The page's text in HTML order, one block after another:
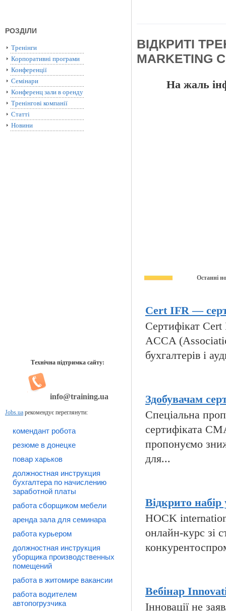
РОЗДІЛИ
Тренінги
Корпоративні програми
Конференції
Семінари
Конференц зали в оренду
Тренінгові компанії
Статті
Новини
Технічна підтримка сайту:
info@training.ua
Jobs.ua рекомендує переглянути:
комендант робота
резюме в донецке
повар харьков
должностная инструкция
бухгалтера по начислению
заработной платы
работа сборщиком мебели
аренда зала для семинара
работа курьером
должностная инструкция
уборщика производственных
помещений
работа в житомире вакансии
работа водителем
автопогрузчика
ВІДКРИТІ
MARKETING
На жаль
Останні
Cert IFR —
Сертифікат
ACCA
бухгалтерів і
Здобувачам
Спеціальна
сертифіката
пропонуємо
для...
Відкрито
HOCK
онлайн-курс зі
Вебінар
Інновації не